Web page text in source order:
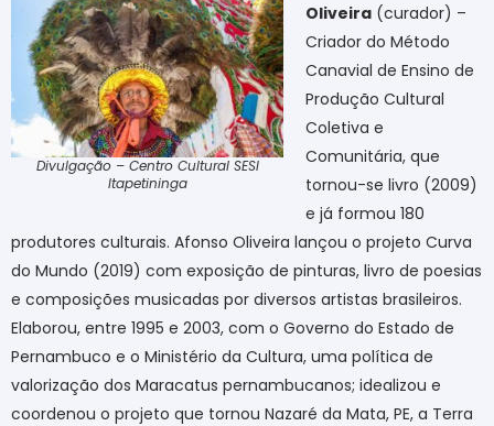
Divulgação – Centro Cultural SESI
Itapetininga
Oliveira (curador) –
Criador do Método
Canavial de Ensino de
Produção Cultural
Coletiva e
Comunitária, que
tornou-se livro (2009)
e já formou 180
produtores culturais. Afonso Oliveira lançou o projeto Curva
do Mundo (2019) com exposição de pinturas, livro de poesias
e composições musicadas por diversos artistas brasileiros.
Elaborou, entre 1995 e 2003, com o Governo do Estado de
Pernambuco e o Ministério da Cultura, uma política de
valorização dos Maracatus pernambucanos; idealizou e
coordenou o projeto que tornou Nazaré da Mata, PE, a Terra